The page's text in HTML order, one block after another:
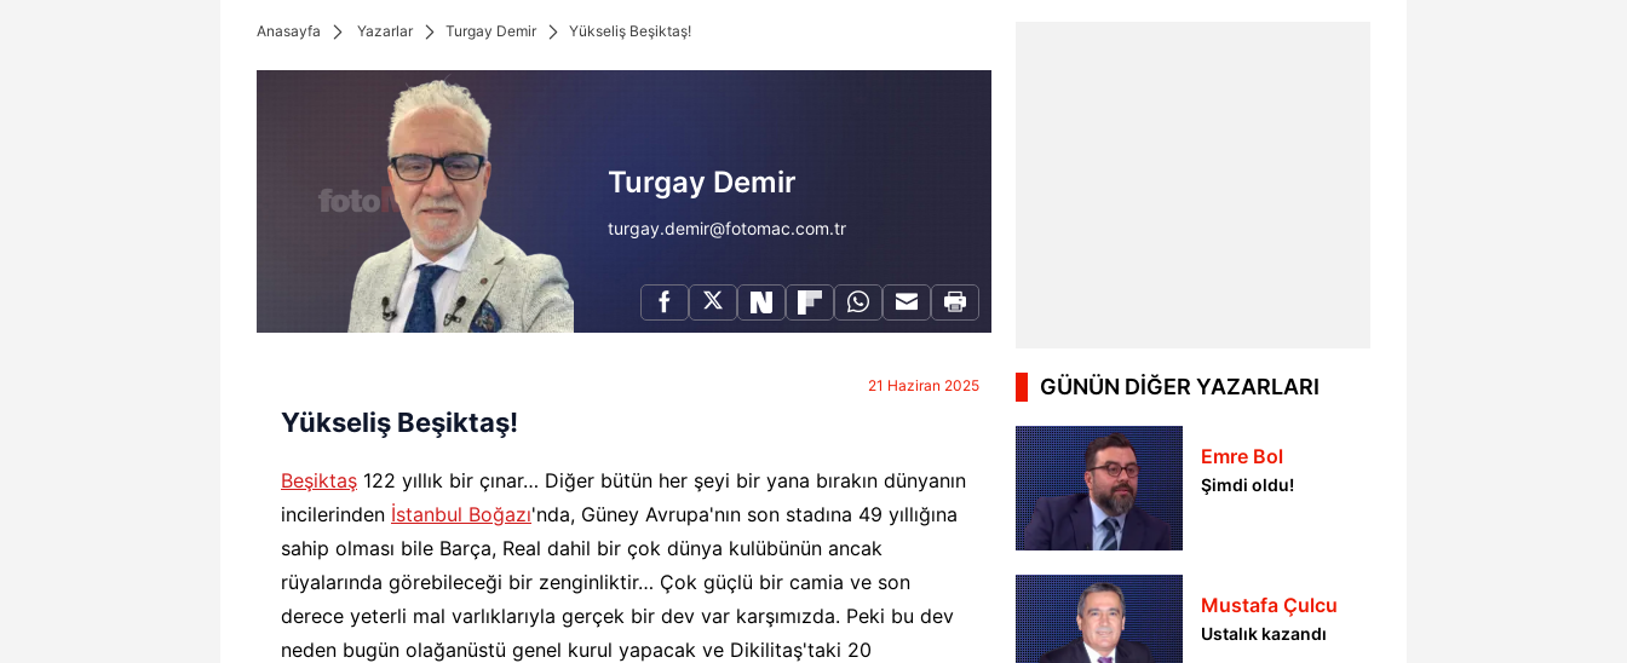
Anasayfa Yazarlar Turgay Demir Yükseliş Beşiktaş!
Turgay Demir
turgay.demir@fotomac.com.tr
21 Haziran 2025
Yükseliş Beşiktaş!
Beşiktaş 122 yıllık bir çınar… Diğer bütün her şeyi bir yana bırakın dünyanın
incilerinden İstanbul Boğazı'nda, Güney Avrupa'nın son stadına 49 yıllığına
sahip olması bile Barça, Real dahil bir çok dünya kulübünün ancak
rüyalarında görebileceği bir zenginliktir… Çok güçlü bir camia ve son
derece yeterli mal varlıklarıyla gerçek bir dev var karşımızda. Peki bu dev
neden bugün olağanüstü genel kurul yapacak ve Dikilitaş'taki 20
GÜNÜN DİĞER YAZARLARI
Emre Bol
Şimdi oldu!
Mustafa Çulcu
Ustalık kazandı